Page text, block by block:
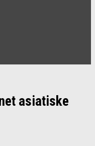
asiatiske